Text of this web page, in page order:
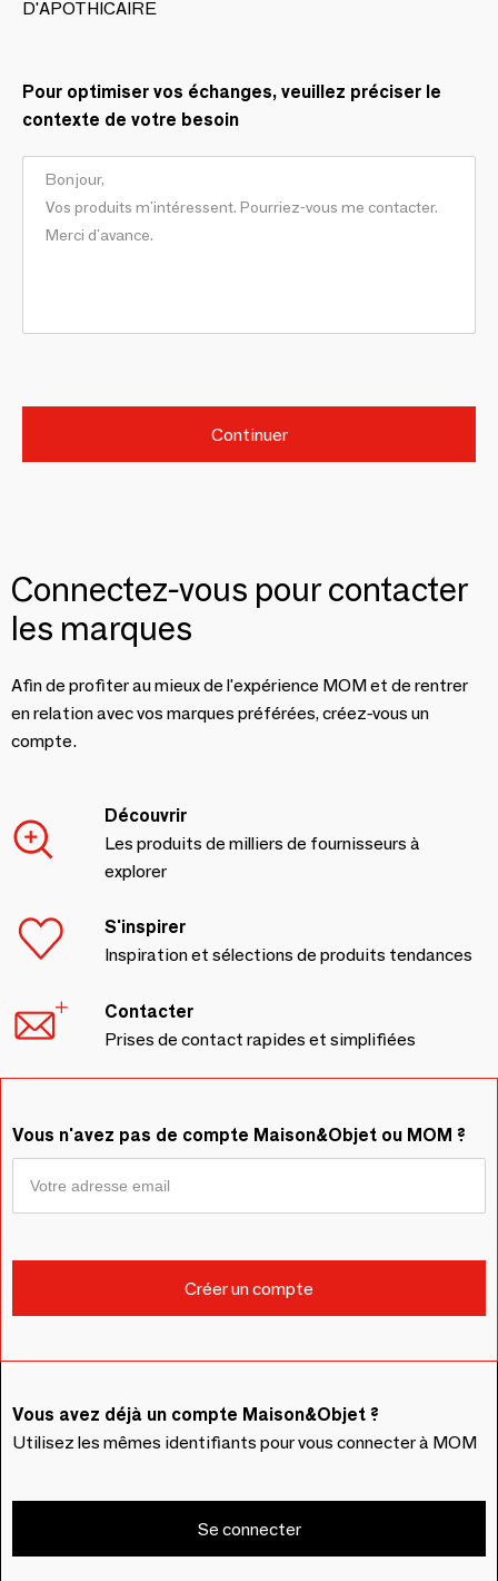
D'APOTHICAIRE
Pour optimiser vos échanges, veuillez préciser le
contexte de votre besoin
Continuer
Connectez-vous pour contacter
les marques
Afin de profiter au mieux de l'expérience MOM et de rentrer
en relation avec vos marques préférées, créez-vous un
compte.
Découvrir
Les produits de milliers de fournisseurs à
explorer
S'inspirer
Inspiration et sélections de produits tendances
Contacter
Prises de contact rapides et simplifiées
Vous n'avez pas de compte Maison&Objet ou MOM ?
Vous avez déjà un compte Maison&Objet ?
Utilisez les mêmes identifiants pour vous connecter à MOM
Se connecter